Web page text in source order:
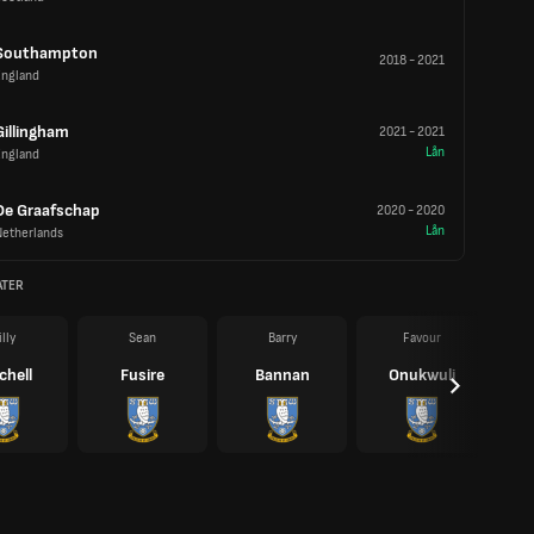
2018-2021
2021-2021
Lån
Graafschap 2020-2020
Lån
Sean
Fusire
Barry
Bannan
Favour
Onukwuli